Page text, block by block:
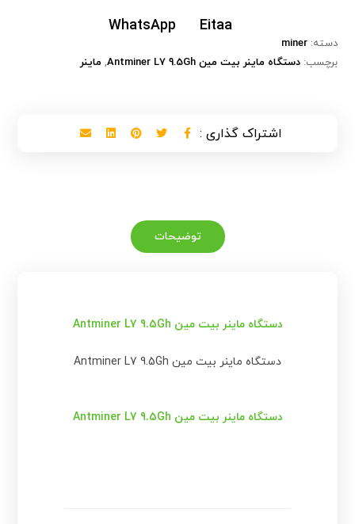
WhatsApp
Eitaa
دسته:miner
برچسب:دستگاه ماینر بیت مین Antminer L7 9.5Gh ,ماینر
توضیحات
دستگاه ماینر بیت مین Antminer L7 9.5Gh
دستگاه ماینر بیت مین Antminer L7 9.5Gh
دستگاه ماینر بیت مین Antminer L7 9.5Gh